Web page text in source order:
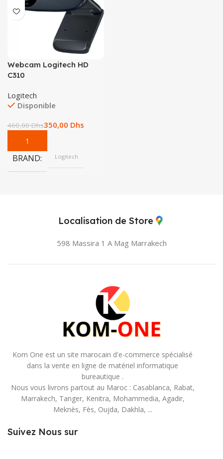
Webcam Logitech HD
C310
Logitech
Disponible
460,00Dhs350,00 Dhs
BRAND Logitech
Localisation de Store
598 Massira 1 A Mag Marrakech
Kom One est un site marocain d'e-commerce spécialisé
dans la vente en ligne de matériel informatique
bureautique .
Nous vous livrons partout au Maroc : Casablanca, Rabat,
Marrakech, Tanger, Kenitra, Mohammedia, Agadir,
Meknès, Fès, Oujda, Dakhla, ...
Suivez Nous sur